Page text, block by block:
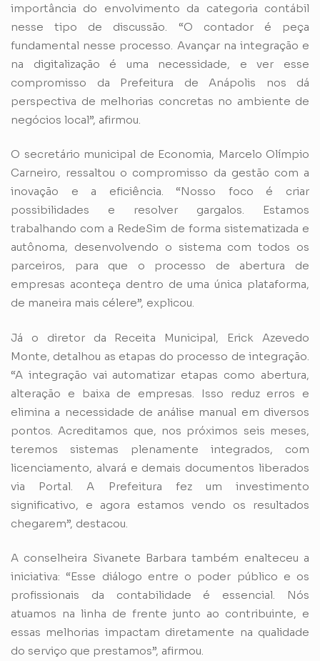
importância do envolvimento da categoria contábil
nesse tipo de discussão. “O contador é peça
fundamental nesse processo. Avançar na integração e
na digitalização é uma necessidade, e ver esse
compromisso da Prefeitura de Anápolis nos dá
perspectiva de melhorias concretas no ambiente de
negócios local”, afirmou.
O secretário municipal de Economia, Marcelo Olímpio
Carneiro, ressaltou o compromisso da gestão com a
inovação e a eficiência. “Nosso foco é criar
possibilidades e resolver gargalos. Estamos
trabalhando com a RedeSim de forma sistematizada e
autônoma, desenvolvendo o sistema com todos os
parceiros, para que o processo de abertura de
empresas aconteça dentro de uma única plataforma,
de maneira mais célere”, explicou.
Já o diretor da Receita Municipal, Erick Azevedo
Monte, detalhou as etapas do processo de integração.
“A integração vai automatizar etapas como abertura,
alteração e baixa de empresas. Isso reduz erros e
elimina a necessidade de análise manual em diversos
pontos. Acreditamos que, nos próximos seis meses,
teremos sistemas plenamente integrados, com
licenciamento, alvará e demais documentos liberados
via Portal. A Prefeitura fez um investimento
significativo, e agora estamos vendo os resultados
chegarem”, destacou.
A conselheira Sivanete Barbara também enalteceu a
iniciativa: “Esse diálogo entre o poder público e os
profissionais da contabilidade é essencial. Nós
atuamos na linha de frente junto ao contribuinte, e
essas melhorias impactam diretamente na qualidade
do serviço que prestamos”, afirmou.